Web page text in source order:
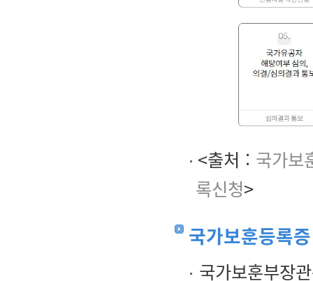
<출처 : 국가보
록신청>
국가보훈등록
국가보훈부장